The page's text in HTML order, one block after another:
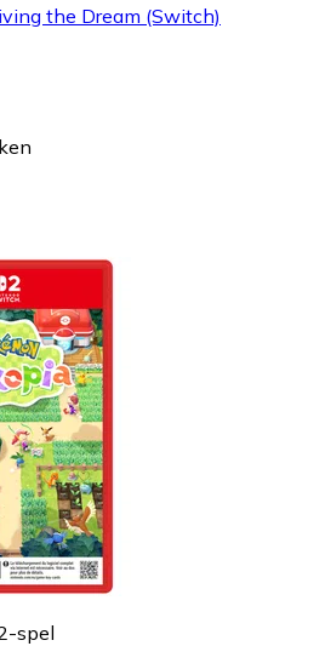
the Dream (Switch)
spel